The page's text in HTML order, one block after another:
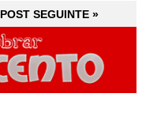
POST SEGUINTE »
POST SEGUINTE »